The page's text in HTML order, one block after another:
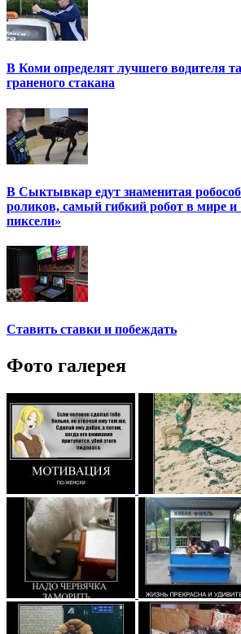
В Коми определят лучшего водителя
граненого стакана
В Сыктывкар едут знаменитая
роликов, самый гибкий робот в мире
пиксели»
Ставить ставки и побеждать
Фото галерея